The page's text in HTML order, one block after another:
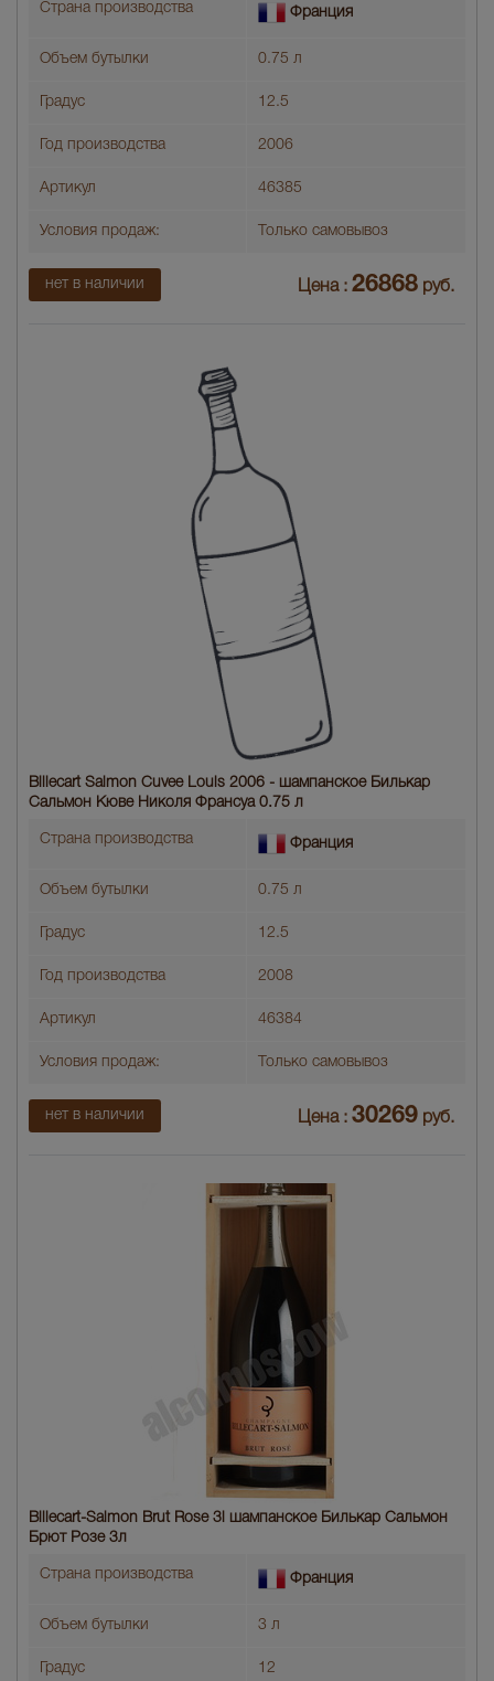
Страна производства Франция
Объем бутылки 0.75 л
Градус 12.5
Год производства 2006
Артикул 46385
Условия продаж: Только самовывоз
нет в наличии Цена : 26868 руб.
Billecart Salmon Cuvee Louis 2006 - шампанское Билькар
Сальмон Кюве Николя Франсуа 0.75 л
Страна производства Франция
Объем бутылки 0.75 л
Градус 12.5
Год производства 2008
Артикул 46384
Условия продаж: Только самовывоз
нет в наличии Цена : 30269 руб.
Billecart-Salmon Brut Rose 3l шампанское Билькар Сальмон
Брют Розе 3л
Страна производства Франция
Объем бутылки 3 л
Градус 12